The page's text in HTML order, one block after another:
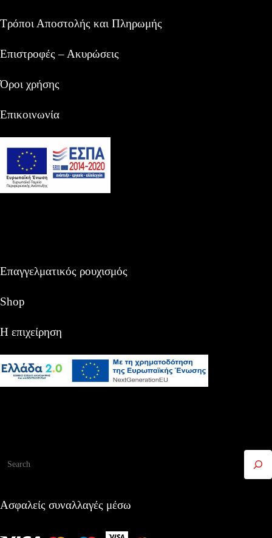
Τρόποι Αποστολής και Πληρωμής
Επιστροφές – Ακυρώσεις
Όροι χρήσης
Επικοινωνία
Επαγγελματικός ρουχισμός
Shop
Η επιχείρηση
Ασφαλείς συναλλαγές μέσω